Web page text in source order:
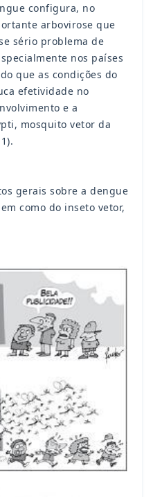
configura, no
arbovirose que
sério problema de
nos países
que as condições do
efetividade no
e a
mosquito vetor da
gerais sobre a dengue
como do inseto vetor,